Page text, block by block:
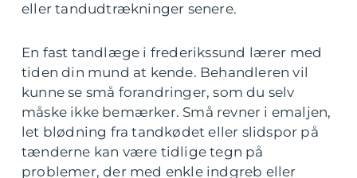
eller tandudtrækninger senere.
En fast tandlæge i frederikssund lærer med
tiden din mund at kende. Behandleren vil
kunne se små forandringer, som du selv
måske ikke bemærker. Små revner i emaljen,
let blødning fra tandkødet eller slidspor på
tænderne kan være tidlige tegn på
problemer, der med enkle indgreb eller